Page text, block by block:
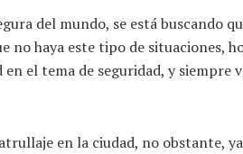
del mundo, se está buscando
no haya este tipo de situaciones,
el tema de seguridad, y siempre
en la ciudad, no obstante,